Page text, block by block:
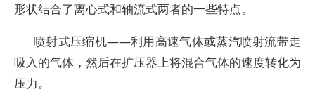
形状结合了离心式和轴流式两者的一些特点。
喷射式压缩机——利用高速气体或蒸汽喷射流带走
吸入的气体，然后在扩压器上将混合气体的速度转化为
压力。